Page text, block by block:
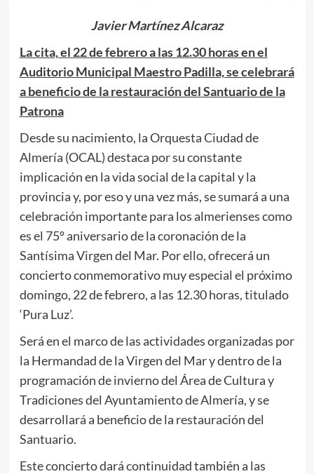
Javier Martínez Alcaraz
La cita, el 22 de febrero a las 12.30 horas en el
Auditorio Municipal Maestro Padilla, se celebrará
a beneficio de la restauración del Santuario de la
Patrona
Desde su nacimiento, la Orquesta Ciudad de
Almería (OCAL) destaca por su constante
implicación en la vida social de la capital y la
provincia y, por eso y una vez más, se sumará a una
celebración importante para los almerienses como
es el 75º aniversario de la coronación de la
Santísima Virgen del Mar. Por ello, ofrecerá un
concierto conmemorativo muy especial el próximo
domingo, 22 de febrero, a las 12.30 horas, titulado
‘Pura Luz’.
Será en el marco de las actividades organizadas por
la Hermandad de la Virgen del Mar y dentro de la
programación de invierno del Área de Cultura y
Tradiciones del Ayuntamiento de Almería, y se
desarrollará a beneficio de la restauración del
Santuario.
Este concierto dará continuidad también a las